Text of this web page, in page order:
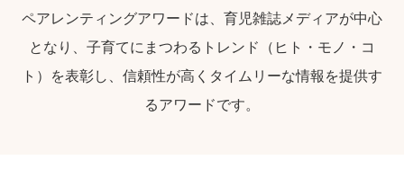
ペアレンティングアワードは、育児雑誌メディアが中心
となり、子育てにまつわるトレンド（ヒト・モノ・コ
ト）を表彰し、信頼性が高くタイムリーな情報を提供す
るアワードです。